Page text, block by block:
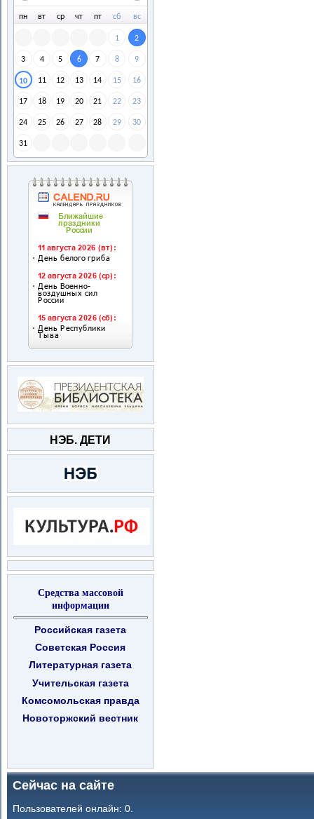
пн вт ср чт пт сб вс
1 2
3 4 5 6 7 8 9
10 11 12 13 14 15 16
17 18 19 20 21 22 23
24 25 26 27 28 29 30
31
НЭБ. ДЕТИ
Средства массовой
информации
Российская газета
Советская Россия
Литературная газета
Учительская газета
Комсомольская правда
Новоторжский вестник
Сейчас на сайте
Пользователей онлайн: 0.